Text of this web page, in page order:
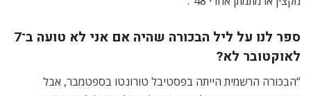
ספר לנו על ליל הבכורה שהיה אם אני לא טועה ב־7
לאוקטובר לא?
“הבכורה הרשמית הייתה בפסטיבל טורונטו בספטמבר, אבל